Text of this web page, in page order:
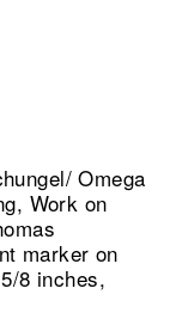
Omega
Work on
marker on
8 inches,